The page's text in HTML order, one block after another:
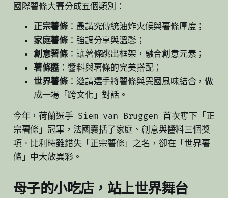
國際薯條大賽分成五個類別：
正宗薯條 ：最講究傳統油炸火候與薯條厚度；
家庭薯條 ：強調分享與溫馨；
創意薯條 ：讓薯條跳出框架，融合創意元素；
薯條醬 ：醬料與薯條的完美搭配；
世界薯條 ：邀請選手將薯條與異國風味結合，做
成一場「跨文化」對話。
今年，荷蘭選手 Siem van Bruggen 首次奪下「正
宗薯條」冠軍，法國囊括了家庭、創意與醬料三個獎
項。比利時雖錯失「正宗薯條」之名，卻在「世界薯
條」中大放異彩。
母子的小吃店，站上世界舞台